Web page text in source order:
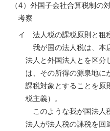
（4）外国子会社合算税制の
考察
イ 法人税の課税原則と租
我が国の法人税は、本
法人と外国法人とを区分
は、その所得の源泉地に
課税対象とすることを原
税主義）。
このような我が国法人
法人が法人税の課税を回